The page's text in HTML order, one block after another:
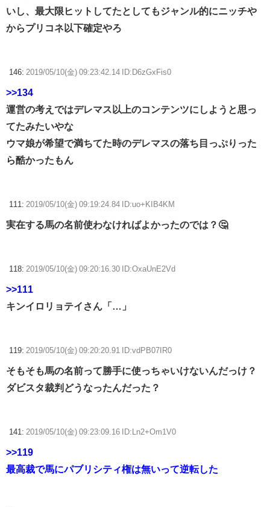
いし、最大限ヒットしてたとしてもジャンル的にニッチや
からプリコネ以下確定やろ
146: 2019/05/10(金) 09:23:42.14 ID:D6zGxFis0
>>134
運営の考えではデレマス以上のコンテンツにしようと思っ
てたみたいやな
ウマ娘が希望で満ちてた時のデレマスの落ち目っぷりった
ら酷かったもん
111: 2019/05/10(金) 09:19:24.84 ID:uo+KIB4KM
実在する馬の名前使わなければよかったのでは？🤔
118: 2019/05/10(金) 09:20:16.30 ID:OxaUnE2Vd
>>111
キンイロリョテイさん「…」
119: 2019/05/10(金) 09:20:20.91 ID:vdPB07IR0
そもそも馬の名前って勝手に使っちゃいけないんだっけ？
ダビスタ裁判どうなったんだった？
141: 2019/05/10(金) 09:23:09.16 ID:Ln2+Om1V0
>>119
最高裁で馬にパブリシティ権は無いって逆転した